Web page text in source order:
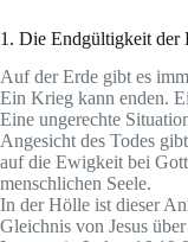
1. Die Endgültigkeit der
Auf der Erde gibt es
Ein Krieg kann enden.
Eine ungerechte
Angesicht des Todes
auf die Ewigkeit bei
menschlichen Seele.
In der Hölle ist dieser
Gleichnis von Jesus